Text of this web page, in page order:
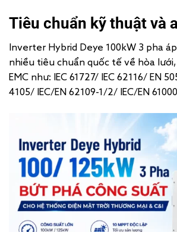
Tiêu chuẩn kỹ thuật và
Inverter Hybrid Deye 100kW 3 pha
nhiều tiêu chuẩn quốc tế về hòa
EMC như: IEC 61727/ IEC 62116/ EN
4105/ IEC/EN 62109-1/2/ IEC/EN